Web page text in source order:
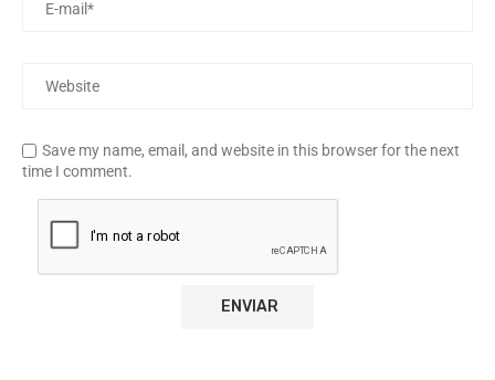
Save my name, email, and website in this browser for the next
time I comment.